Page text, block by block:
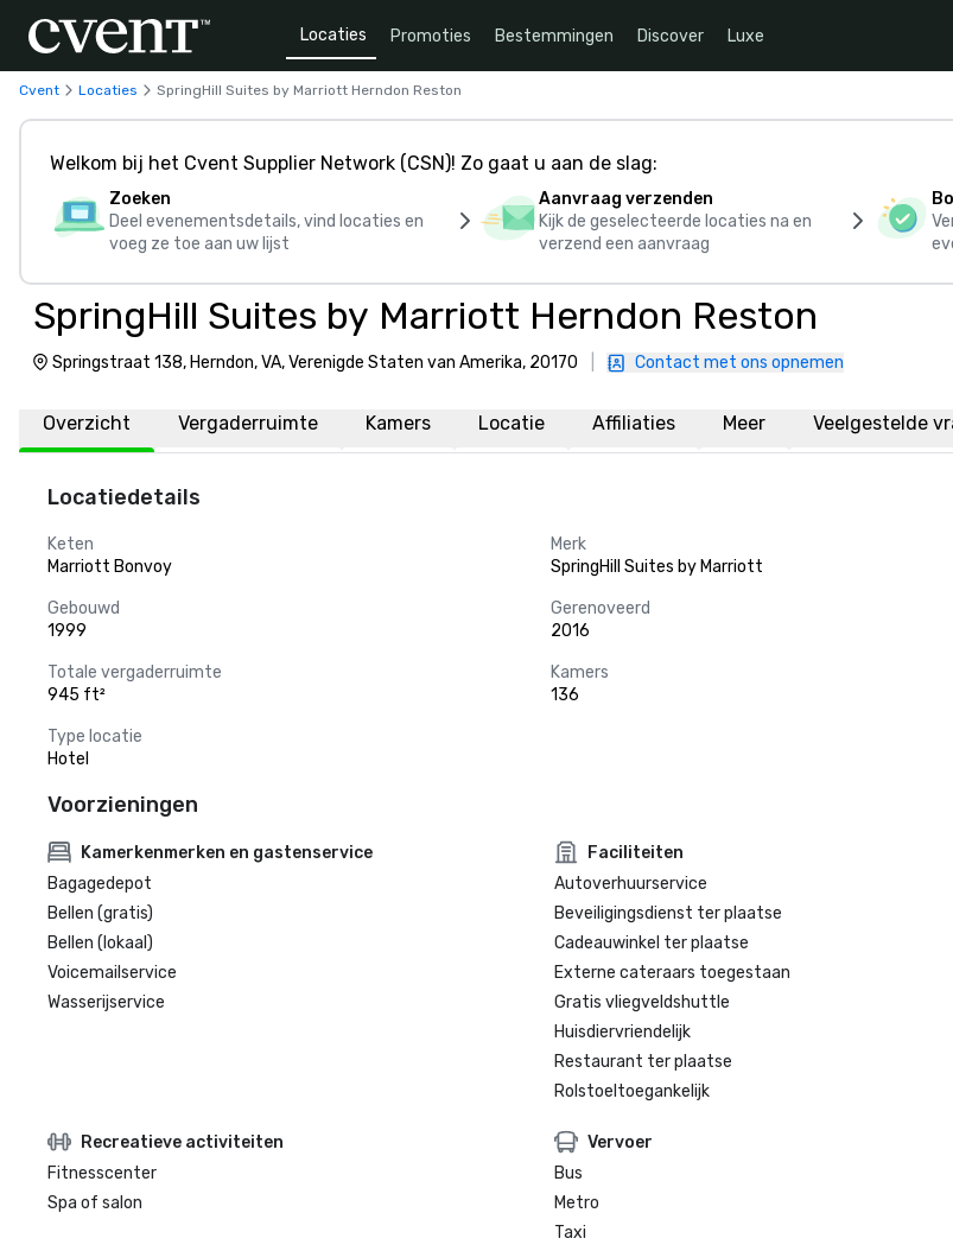
Locaties Promoties Bestemmingen Discover Luxe
Cvent Locaties SpringHill Suites by Marriott Herndon Reston
Welkom bij het Cvent Supplier Network (CSN)! Zo gaat u aan de slag:
Zoeken
Deel evenementsdetails, vind locaties en
voeg ze toe aan uw lijst
Aanvraag verzenden
Kijk de geselecteerde locaties na en
verzend een aanvraag
SpringHill Suites by Marriott Herndon Reston
Springstraat 138, Herndon, VA, Verenigde Staten van Amerika, 20170 Contact met ons opnemen
Overzicht Vergaderruimte Kamers Locatie Affiliaties Meer Veelgestelde
Locatiedetails
Keten
Marriott Bonvoy
Merk
SpringHill Suites by Marriott
Gebouwd
1999
Gerenoveerd
2016
Totale vergaderruimte
945 ft²
Kamers
136
Type locatie
Hotel
Voorzieningen
Kamerkenmerken en gastenservice
Bagagedepot
Bellen (gratis)
Bellen (lokaal)
Voicemailservice
Wasserijservice
Faciliteiten
Autoverhuurservice
Beveiligingsdienst ter plaatse
Cadeauwinkel ter plaatse
Externe cateraars toegestaan
Gratis vliegveldshuttle
Huisdiervriendelijk
Restaurant ter plaatse
Rolstoeltoegankelijk
Recreatieve activiteiten
Fitnesscenter
Spa of salon
Vervoer
Bus
Metro
Taxi